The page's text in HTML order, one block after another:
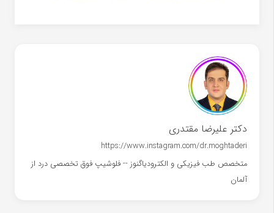
دکتر علیرضا مقتدری
https://www.instagram.com/dr.moghtaderi
متخصص طب فیزیکی و الکترودیاگنوز -- فلوشیپ فوق تخصصی درد از
آلمان